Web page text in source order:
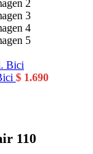
$ 1.690
110